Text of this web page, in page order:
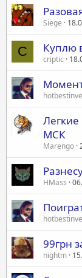
Siege
C Куплю
criptic
Легкие
МСК
Marengo
HMass
99грн
nightm